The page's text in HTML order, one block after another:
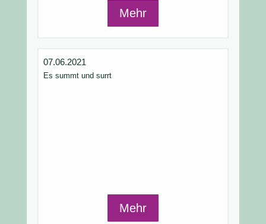
Mehr
07.06.2021
Es summt und surrt
Mehr